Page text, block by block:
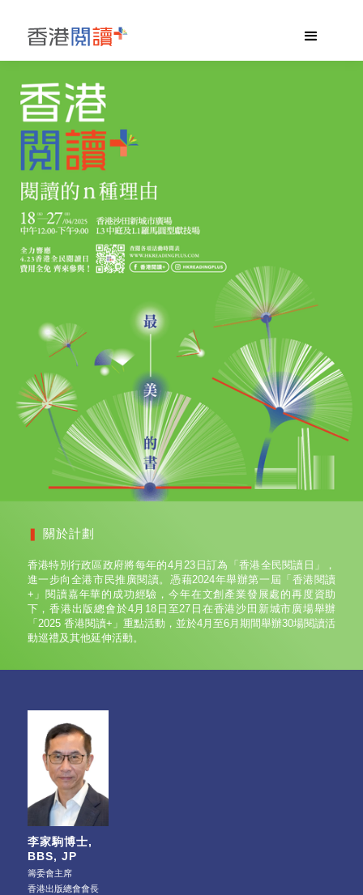
❚ 關於計劃
香港特別行政區政府將每年的4月23日訂為「香港全民閱讀日」，
進一步向全港市民推廣閱讀。憑藉2024年舉辦第一屆「香港閱讀
+」閱讀嘉年華的成功經驗，今年在文創產業發展處的再度資助
下，香港出版總會於4月18日至27日在香港沙田新城市廣場舉辦
「2025 香港閱讀+」重點活動，並於4月至6月期間舉辦30場閱讀活
動巡禮及其他延伸活動。
李家駒博士,
BBS, JP
籌委會主席
香港出版總會會長